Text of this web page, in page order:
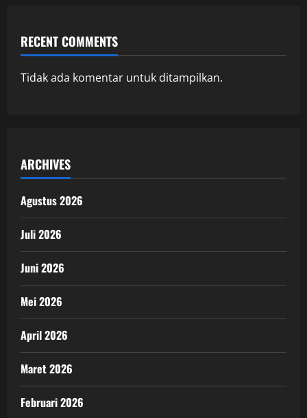
RECENT COMMENTS
Tidak ada komentar untuk ditampilkan.
ARCHIVES
Agustus 2026
Juli 2026
Juni 2026
Mei 2026
April 2026
Maret 2026
Februari 2026